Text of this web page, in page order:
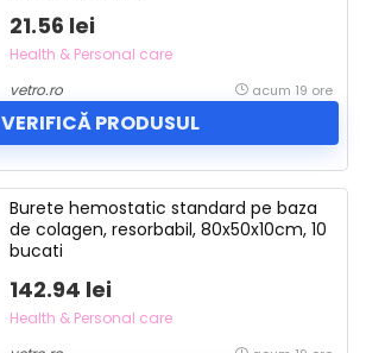
21.56 lei
Health & Personal care
vetro.ro
acum 19 ore
VERIFICĂ PRODUSUL
Burete hemostatic standard pe baza
de colagen, resorbabil, 80x50x10cm, 10
bucati
142.94 lei
Health & Personal care